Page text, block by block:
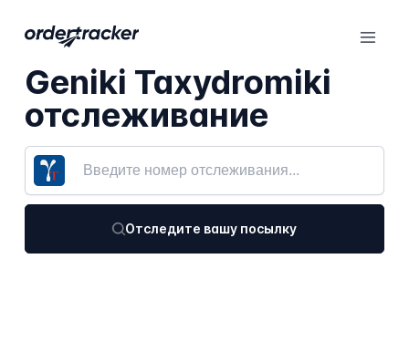
Geniki Taxydromiki
отслеживание
Отследите вашу посылку